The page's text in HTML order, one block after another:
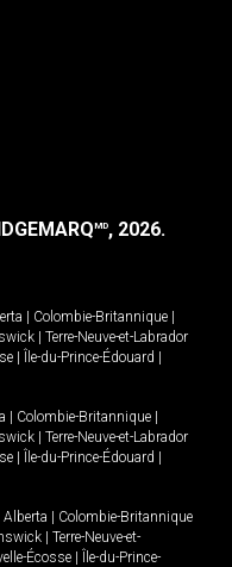
MD, 2026.
Colombie-Britannique
Terre-Neuve-et-Labrador
Île-du-Prince-Édouard
Colombie-Britannique
Terre-Neuve-et-Labrador
Île-du-Prince-Édouard
Alberta
Colombie-Britannique
Terre-Neuve-et-
Écosse
Île-du-Prince-